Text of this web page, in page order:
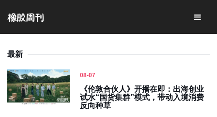
最新
08-07
《伦敦合伙人》开播在即：出海创业
试水“国货集群”模式，带动入境消费
反向种草